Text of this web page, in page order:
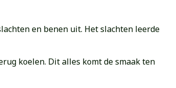
en benen uit. Het slachten leerde
koelen. Dit alles komt de smaak ten